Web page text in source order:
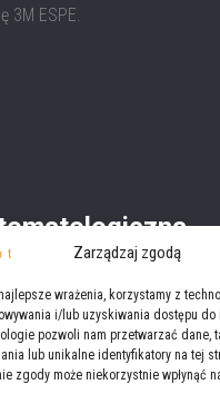
Zarządzaj zgodą
wrażenia, korzystamy z
i/lub uzyskiwania dostępu
pozwoli nam przetwarzać dane,
lub unikalne identyfikatory na tej
zgody może niekorzystnie wpłynąć
3M ESPE.